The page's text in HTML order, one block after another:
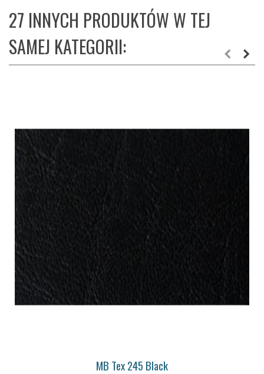
27 INNYCH PRODUKTÓW W TEJ
SAMEJ KATEGORII:
MB Tex 245 Black